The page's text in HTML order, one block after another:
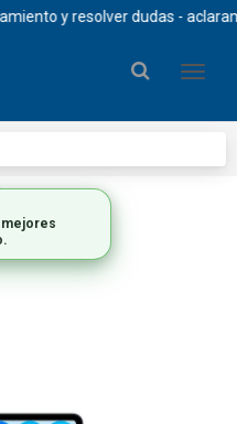
y resolver dudas -
Notebooks
mejores